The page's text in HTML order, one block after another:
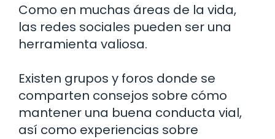
Como en muchas áreas de la vida,
las redes sociales pueden ser una
herramienta valiosa.
Existen grupos y foros donde se
comparten consejos sobre cómo
mantener una buena conducta vial,
así como experiencias sobre